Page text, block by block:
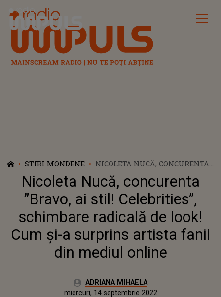
Radio Impuls
STIRI MONDENE
NICOLETA NUCĂ, CONCURENTA
”BRAVO, AI STIL! CELEBRITIES”,
SCHIMBARE RADICALĂ DE
LOOK! CUM ȘI-A SURPRINS
ARTISTA FANII DIN MEDIUL
ONLINE
Nicoleta Nucă, concurenta
”Bravo, ai stil! Celebrities”,
schimbare radicală de look!
Cum și-a surprins artista fanii
din mediul online
Autor:ADRIANA MIHAELA
marți, 14 septembrie 2021
Actualizat:
miercuri, 14 septembrie 2022